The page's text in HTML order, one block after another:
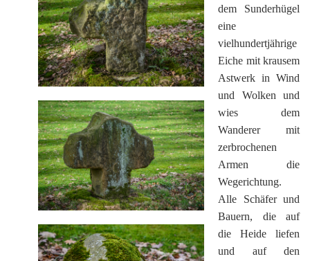
dem Sunderhügel
eine
vielhundertjährige
Eiche mit krausem
Astwerk in Wind
und Wolken und
wies dem
Wanderer mit
zerbrochenen
Armen die
Wegerichtung.
Alle Schäfer und
Bauern, die auf
die Heide liefen
und auf den